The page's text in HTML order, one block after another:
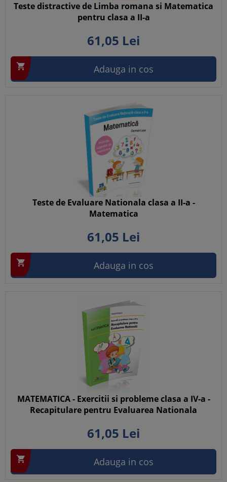
Teste distractive de Limba romana si Matematica
pentru clasa a II-a
61,05 Lei
 Adauga in cos
Teste de Evaluare Nationala clasa a II-a -
Matematica
61,05 Lei
 Adauga in cos
MATEMATICA - Exercitii si probleme clasa a IV-a -
Recapitulare pentru Evaluarea Nationala
61,05 Lei
 Adauga in cos